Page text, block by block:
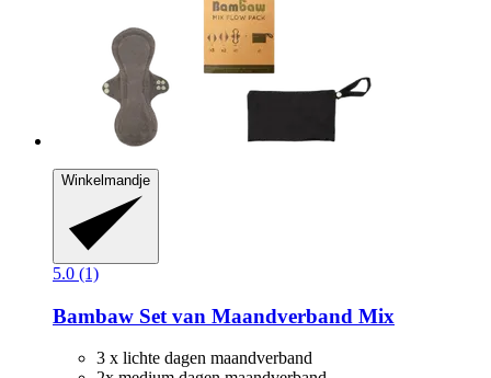
Winkelmandje
5.0 (1)
Bambaw Set van Maandverband Mix
3 x lichte dagen maandverband